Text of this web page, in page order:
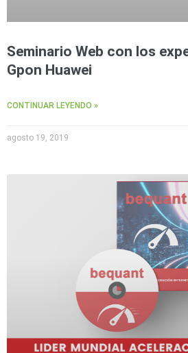
Seminario Web con los
Gpon Huawei
CONTINUAR LEYENDO »
agosto 19, 2019